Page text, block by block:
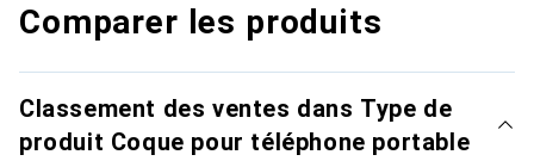
Comparer les produits
Classement des ventes dans Type de
produit Coque pour téléphone portable